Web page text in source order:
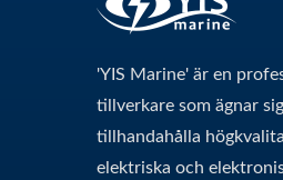
'YIS Marine' är en
tillverkare som ägnar
tillhandahålla
elektriska och